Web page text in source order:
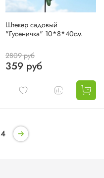
Штекер садовый
"Гусеничка" 10*8*40см
2809 руб
359 руб
4